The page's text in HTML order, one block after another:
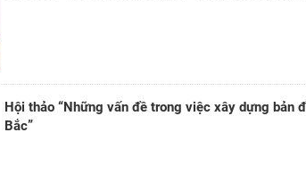
Hội thảo “Những vấn đề trong việc xây dựng bản
Bắc”